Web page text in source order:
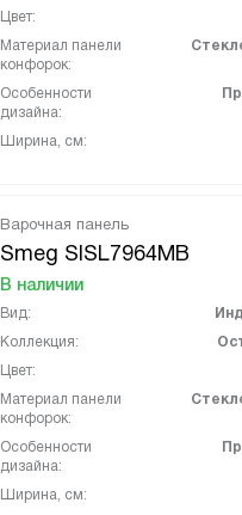
Цвет:
Материал панели
конфорок:
Особенности
дизайна:
Ширина, см:
Варочная панель
Smeg SISL7964MB
В наличии
Вид:
Коллекция:
Цвет:
Материал панели
конфорок:
Особенности
дизайна:
Ширина, см: